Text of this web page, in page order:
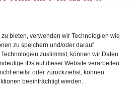
bieten, verwenden wir Technologien wie
zu speichern und/oder darauf
zustimmst, können wir Daten
IDs auf dieser Website verarbeiten.
erteilst oder zurückziehst, können
beeinträchtigt werden.
im
Am Samstagabend um 18:30 Uhr triff
HSV. Im Hamburger Volksparkstadion